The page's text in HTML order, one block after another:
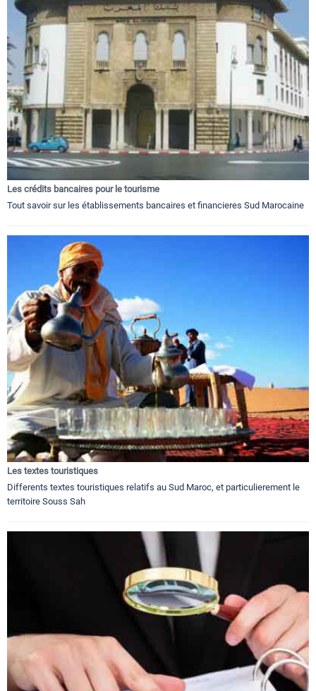
Les crédits bancaires pour le tourisme
Tout savoir sur les établissements bancaires et financieres Sud Marocaine
Les textes touristiques
Differents textes touristiques relatifs au Sud Maroc, et particulierement le
territoire Souss Sah